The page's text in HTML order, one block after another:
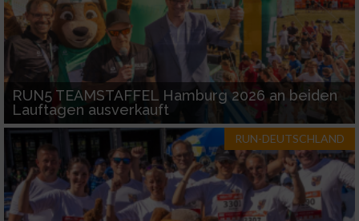
RUN5 TEAMSTAFFEL Hamburg 2026 an beiden
Lauftagen ausverkauft
RUN-DEUTSCHLAND